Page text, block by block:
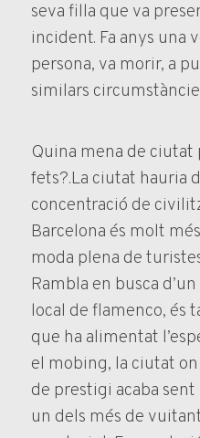
seva filla que va
incident. Fa anys una
persona, va morir, a
similars
Quina mena de
fets?.La ciutat hauria
concentració de
Barcelona és molt
moda plena de
Rambla en busca
local de flamenco, és
que ha alimentat
el mobing, la ciutat
de prestigi acaba
un dels més de